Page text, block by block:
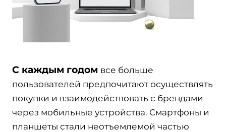
С каждым годом все больше
пользователей предпочитают осуществлять
покупки и взаимодействовать с брендами
через мобильные устройства. Смартфоны и
планшеты стали неотъемлемой частью